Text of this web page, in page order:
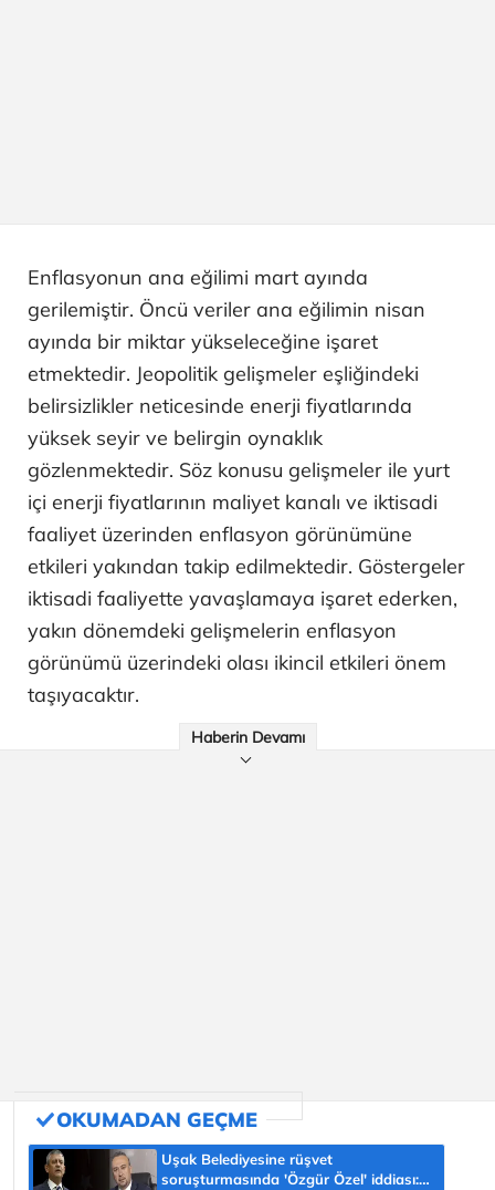
Enflasyonun ana eğilimi mart ayında
gerilemiştir. Öncü veriler ana eğilimin nisan
ayında bir miktar yükseleceğine işaret
etmektedir. Jeopolitik gelişmeler eşliğindeki
belirsizlikler neticesinde enerji fiyatlarında
yüksek seyir ve belirgin oynaklık
gözlenmektedir. Söz konusu gelişmeler ile yurt
içi enerji fiyatlarının maliyet kanalı ve iktisadi
faaliyet üzerinden enflasyon görünümüne
etkileri yakından takip edilmektedir. Göstergeler
iktisadi faaliyette yavaşlamaya işaret ederken,
yakın dönemdeki gelişmelerin enflasyon
görünümü üzerindeki olası ikincil etkileri önem
taşıyacaktır.
Haberin Devamı
Uşak Belediyesine rüşvet
soruşturmasında 'Özgür Özel' iddiası: